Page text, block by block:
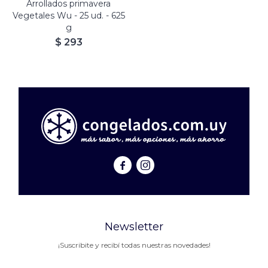
Arrollados primavera
Vegetales Wu - 25 ud. - 625
g
$ 293
 
Newsletter
¡Suscribite y recibí todas nuestras novedades!